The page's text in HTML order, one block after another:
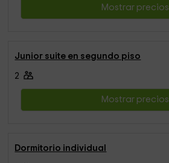
Mostrar precios
Junior suite en segundo piso
2
Mostrar precios
Dormitorio individual